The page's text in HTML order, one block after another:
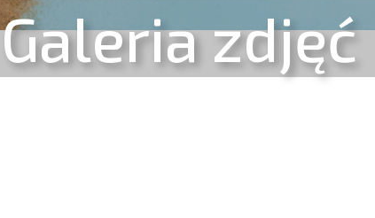
Galeria zdjęć